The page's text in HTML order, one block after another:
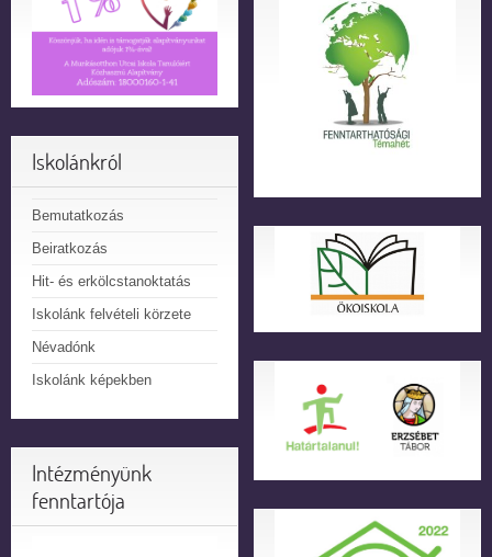
Iskolánkról
Bemutatkozás
Beiratkozás
Hit- és erkölcstanoktatás
Iskolánk felvételi körzete
Névadónk
Iskolánk képekben
Intézményünk
fenntartója